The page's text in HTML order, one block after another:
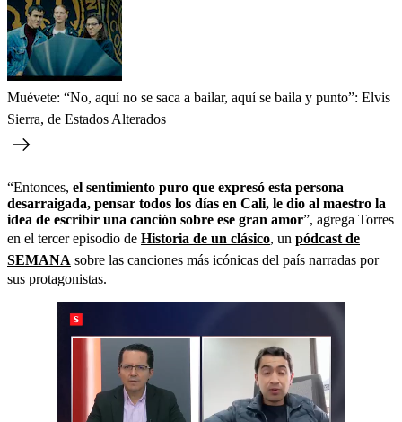
Muévete: “No, aquí no se saca a bailar, aquí se baila y punto”: Elvis
Sierra, de Estados Alterados
“Entonces, el sentimiento puro que expresó esta persona
desarraigada, pensar todos los días en Cali, le dio al maestro la
idea de escribir una canción sobre ese gran amor”, agrega Torres
en el tercer episodio de Historia de un clásico, un pódcast de
SEMANA sobre las canciones más icónicas del país narradas por
sus protagonistas.